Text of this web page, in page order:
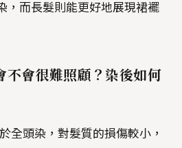
，而長髮則能更好地展現裙襬
不會很難照顧？染後如何
全頭染，對髮質的損傷較小，